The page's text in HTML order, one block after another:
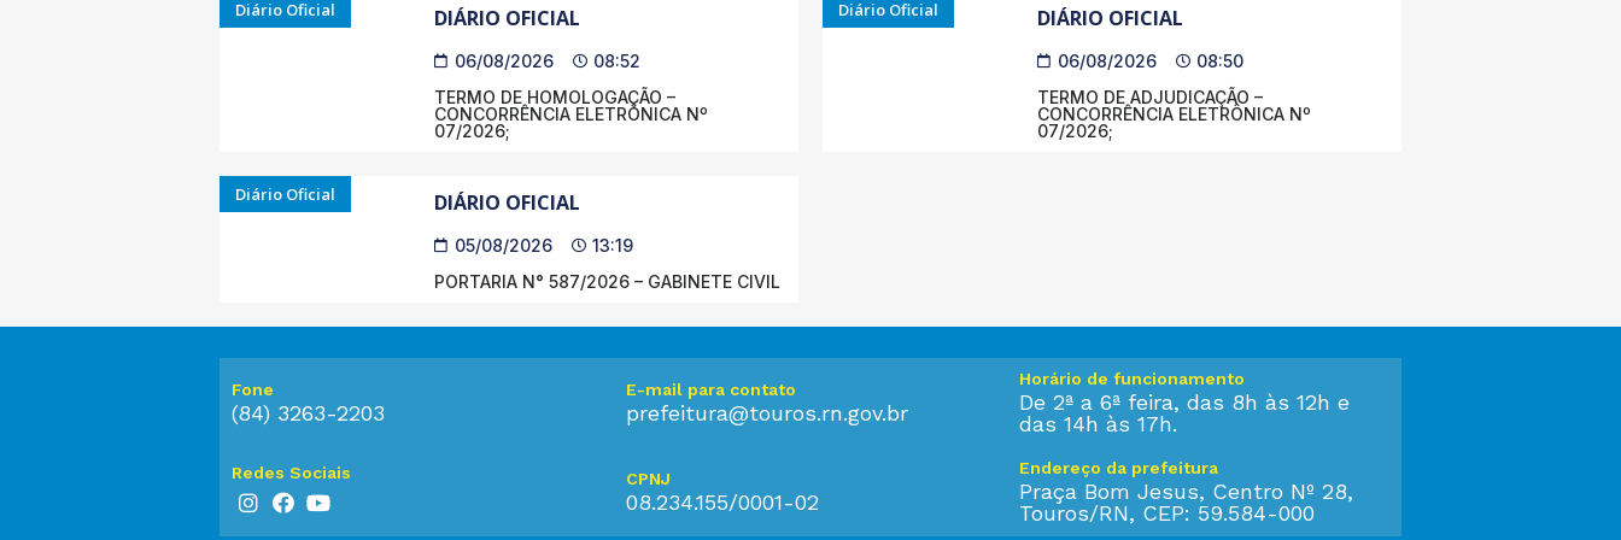
Diário Oficial DIÁRIO OFICIAL
06/08/2026
08:52
TERMO DE HOMOLOGAÇÃO –
CONCORRÊNCIA ELETRÔNICA Nº
07/2026;
Diário Oficial DIÁRIO OFICIAL
06/08/2026
08:50
TERMO DE ADJUDICAÇÃO –
CONCORRÊNCIA ELETRÔNICA Nº
07/2026;
Diário Oficial DIÁRIO OFICIAL
05/08/2026
13:19
PORTARIA N° 587/2026 – GABINETE CIVIL
Fone
(84) 3263-2203
E-mail para contato
prefeitura@touros.rn.gov.br
Horário de funcionamento
De 2ª a 6ª feira, das 8h às 12h e
das 14h às 17h.
Redes Sociais CPNJ
08.234.155/0001-02
Endereço da prefeitura
Praça Bom Jesus, Centro Nº 28,
Touros/RN, CEP: 59.584-000